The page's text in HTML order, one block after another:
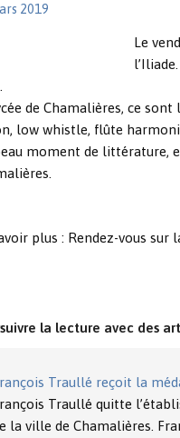
2019
Le
de Chamalières, ce
low whistle, flûte
moment de littérature,
plus : Rendez-vous sur
la lecture avec des
Traullé reçoit la
Traullé quitte
la ville de Chamalières.